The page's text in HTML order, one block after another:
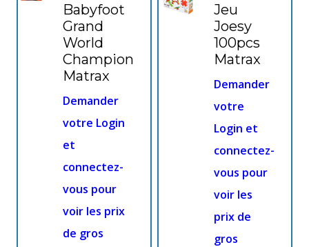
Babyfoot
Grand
World
Champion
Matrax
Demander
votre Login
et
connectez-
vous pour
voir les prix
de gros
Jeu
Joesy
100pcs
Matrax
Demander
votre
Login et
connectez-
vous pour
voir les
prix de
gros